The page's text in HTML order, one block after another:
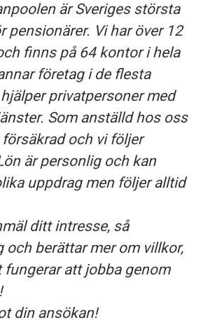
är Sveriges största
pensionärer. Vi har över 12
finns på 64 kontor i hela
företag i de flesta
privatpersoner med
Som anställd hos oss
och vi följer
är personlig och kan
uppdrag men följer alltid
ditt intresse, så
och berättar mer om villkor,
fungerar att jobba genom
din ansökan!